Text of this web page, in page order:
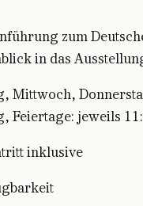
zum
in das
Mittwoch,
Feiertage: jeweils
inklusive